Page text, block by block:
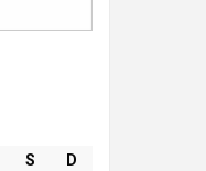
S
D